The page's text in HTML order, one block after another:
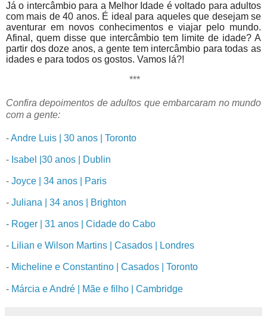
Já o intercâmbio para a Melhor Idade é voltado para adultos
com mais de 40 anos. É ideal para aqueles que desejam se
aventurar em novos conhecimentos e viajar pelo mundo.
Afinal, quem disse que intercâmbio tem limite de idade? A
partir dos doze anos, a gente tem intercâmbio para todas as
idades e para todos os gostos. Vamos lá?!
***
Confira depoimentos de adultos que embarcaram no mundo
com a gente:
-Andre Luis | 30 anos | Toronto
- Isabel |30 anos | Dublin
- Joyce | 34 anos | Paris
- Juliana | 34 anos | Brighton
- Roger | 31 anos | Cidade do Cabo
- Lilian e Wilson Martins | Casados | Londres
- Micheline e Constantino | Casados | Toronto
- Márcia e André | Mãe e filho | Cambridge